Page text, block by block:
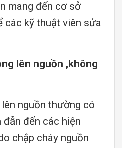
mang đến cơ sở
các kỹ thuật viên sửa
lên nguồn ,không
nguồn thường có
đẫn đến các hiện
chập cháy nguồn